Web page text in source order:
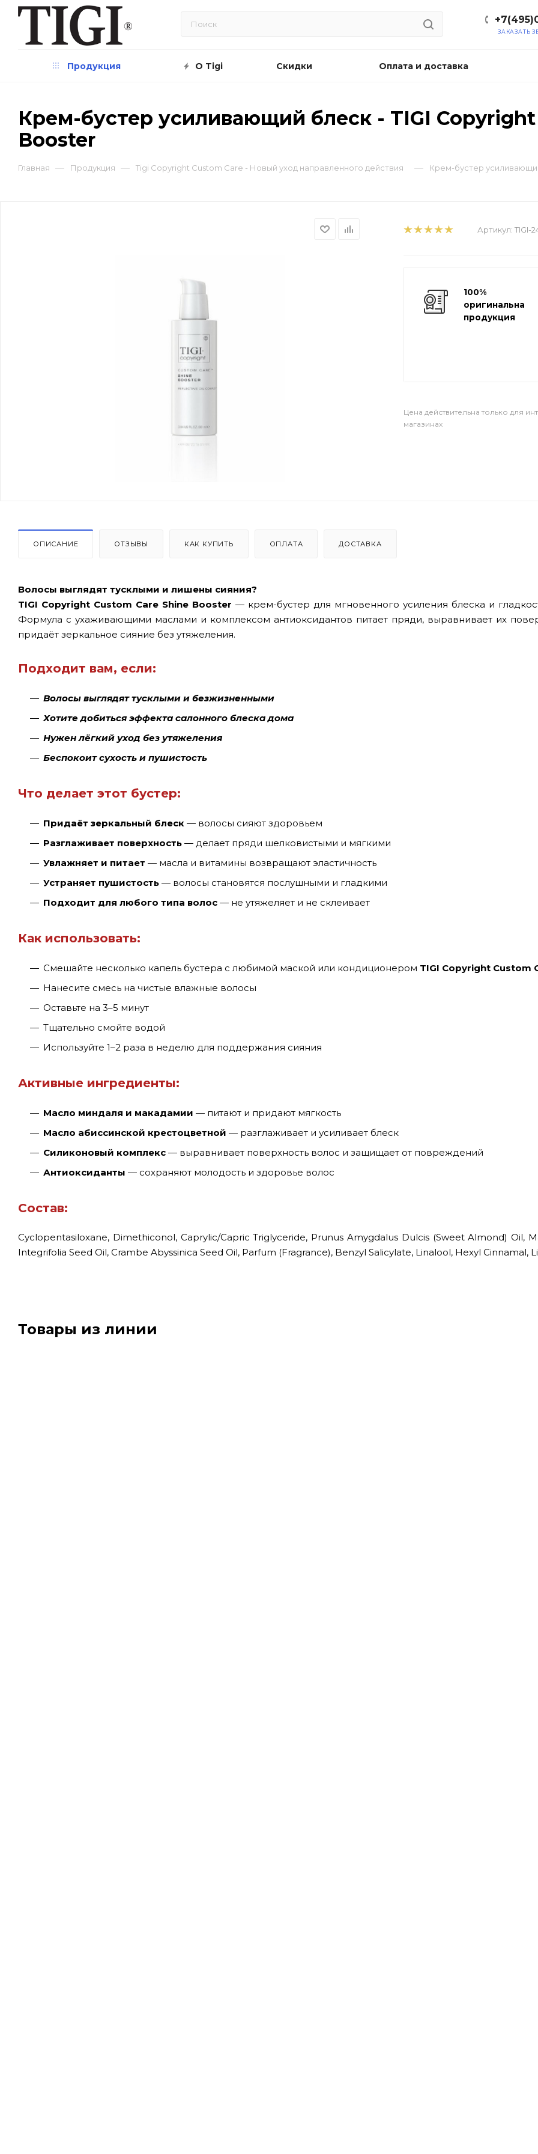
ЗАКАЗАТЬ
Продукция О Tigi Скидки Оплата и доставка
Крем-бустер усиливающий блеск - TIGI Copyright
Booster
Главная — Продукция — Tigi Copyright Custom Care - Новый уход направленного действия — Крем-бустер
Артикул: TIGI-
100%
оригинальная
продукция
Цена действительна только для
магазинах
ОПИСАНИЕ ОТЗЫВЫ КАК КУПИТЬ ОПЛАТА ДОСТАВКА
Волосы выглядят тусклыми и лишены сияния?
TIGI Copyright Custom Care Shine Booster — крем-бустер для мгновенного усиления блеска и
Формула с ухаживающими маслами и комплексом антиоксидантов питает пряди, выравнивает их
придаёт зеркальное сияние без утяжеления.
Подходит вам, если:
Волосы выглядят тусклыми и безжизненными
Хотите добиться эффекта салонного блеска дома
Нужен лёгкий уход без утяжеления
Беспокоит сухость и пушистость
Что делает этот бустер:
Придаёт зеркальный блеск — волосы сияют здоровьем
Разглаживает поверхность — делает пряди шелковистыми и мягкими
Увлажняет и питает — масла и витамины возвращают эластичность
Устраняет пушистость — волосы становятся послушными и гладкими
Подходит для любого типа волос — не утяжеляет и не склеивает
Как использовать:
Смешайте несколько капель бустера с любимой маской или кондиционером TIGI Copyright Custom
Нанесите смесь на чистые влажные волосы
Оставьте на 3–5 минут
Тщательно смойте водой
Используйте 1–2 раза в неделю для поддержания сияния
Активные ингредиенты:
Масло миндаля и макадамии — питают и придают мягкость
Масло абиссинской крестоцветной — разглаживает и усиливает блеск
Силиконовый комплекс — выравнивает поверхность волос и защищает от повреждений
Антиоксиданты — сохраняют молодость и здоровье волос
Состав:
Cyclopentasiloxane, Dimethiconol, Caprylic/Capric Triglyceride, Prunus Amygdalus Dulcis (Sweet Almond) Oil,
Integrifolia Seed Oil, Crambe Abyssinica Seed Oil, Parfum (Fragrance), Benzyl Salicylate, Linalool, Hexyl Cinnamal,
Товары из линии